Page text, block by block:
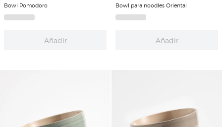
Bowl Pomodoro
Añadir
Bowl para noodles Oriental
Añadir